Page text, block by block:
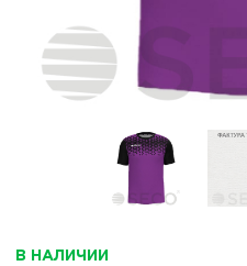
В НАЛИЧИИ